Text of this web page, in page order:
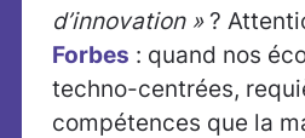
d’innovation »?
Forbes : quand nos
techno-centrées,
compétences que la